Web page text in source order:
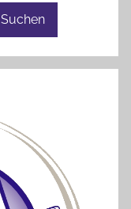
Suchen